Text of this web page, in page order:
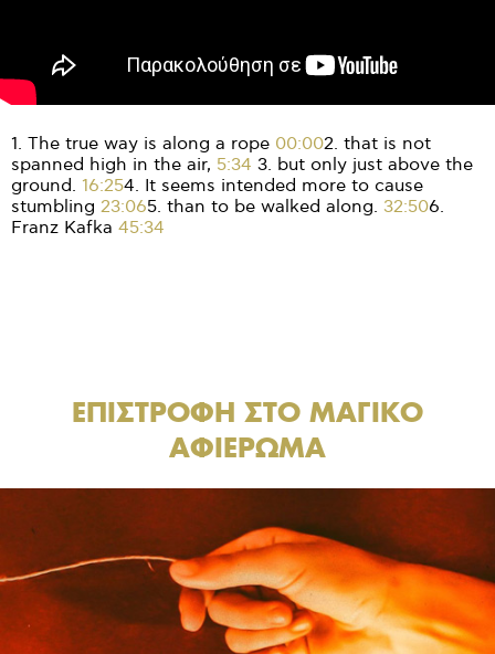
1. The true way is along a rope 00:002. that is not
spanned high in the air, 5:34 3. but only just above the
ground. 16:254. It seems intended more to cause
stumbling 23:065. than to be walked along. 32:506.
Franz Kafka 45:34
ΕΠΙΣΤΡΟΦΗ ΣΤΟ ΜΑΓΙΚΟ
ΑΦΙΕΡΩΜΑ